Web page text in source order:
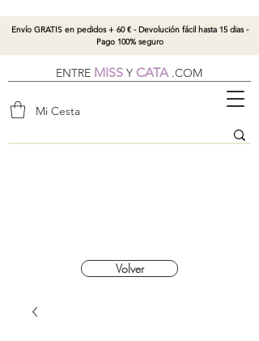
ENTRE MISS Y CATA.COM
Mi Cesta
Envío GRATIS en pedidos + 60 € - Devolución fácil hasta 15 dias -
Pago 100% seguro
Volver